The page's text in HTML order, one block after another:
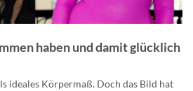
haben und damit glücklich
ideales Körpermaß. Doch das Bild hat